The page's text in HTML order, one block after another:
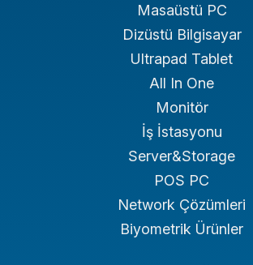
Masaüstü PC
Dizüstü Bilgisayar
Ultrapad Tablet
All In One
Monitör
İş İstasyonu
Server&Storage
POS PC
Network Çözümleri
Biyometrik Ürünler